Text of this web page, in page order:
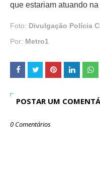
que estariam atuando na
Foto: Divulgação Polícia
Por: Metro1
POSTAR UM
0 Comentários